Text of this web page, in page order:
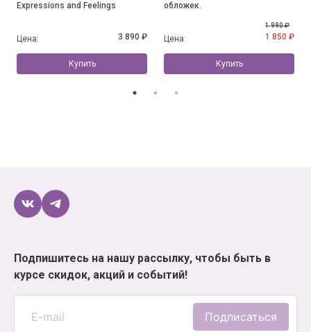
Expressions and Feelings
Цена: 3 890 ₽
Купить
обложек.
Цена:
1 990 ₽
1 850 ₽
Купить
Подпишитесь на нашу рассылку, чтобы быть в
курсе скидок, акций и событий!
Подписаться